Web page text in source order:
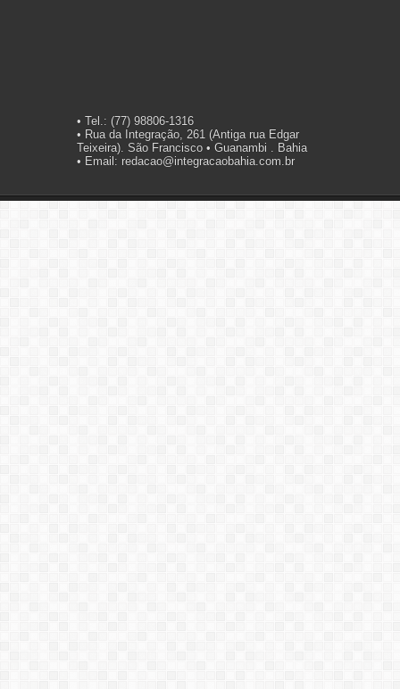
• Tel.: (77) 98806-1316
• Rua da Integração, 261 (Antiga rua Edgar
Teixeira). São Francisco • Guanambi . Bahia
• Email: redacao@integracaobahia.com.br